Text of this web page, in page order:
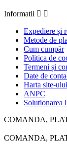
Informatii  
Expediere și
Metode de
Cum cumpăr
Politica de
Termeni și
Date de
Harta site-ului
ANPC
Solutionarea
COMANDA,
COMANDA,